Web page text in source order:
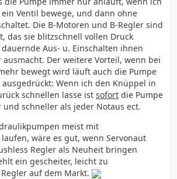
Ventil bewege, und dann ohne
Die B-Motoren und B-Regler sind
das sie blitzschnell vollen Druck
Aus- u. Einschalten ihnen
Der weitere Vorteil, wenn bei
bewegt wird läuft auch die Pumpe
Wenn ich den Knüppel in
schnellen lasse ist sofort die Pumpe
und schneller als jeder Notaus ect.
meist mit
wäre es gut, wenn Servonaut
Regler als Neuheit bringen
ein gescheiter, leicht zu
auf dem Markt.